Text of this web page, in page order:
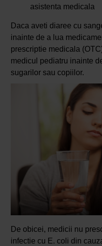
asistenta medicala
Daca aveti diaree cu
inainte de a lua
prescriptie medicala
medicul pediatru inainte
sugarilor sau copiilor.
De obicei, medicii nu
infectie cu E. coli din